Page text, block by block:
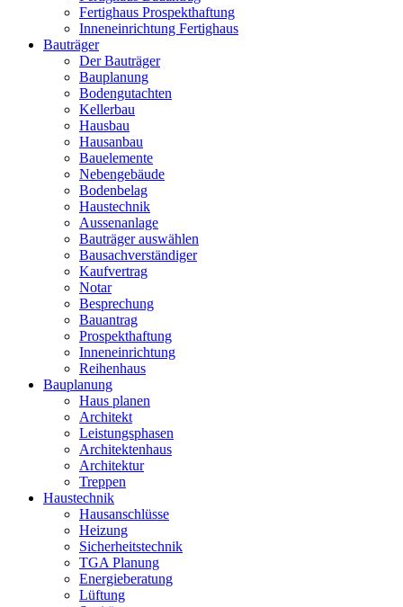
Fertighaus Prospekthaftung
Inneneinrichtung Fertighaus
Bauträger
Der Bauträger
Bauplanung
Bodengutachten
Kellerbau
Hausbau
Hausanbau
Bauelemente
Nebengebäude
Bodenbelag
Haustechnik
Aussenanlage
Bauträger auswählen
Bausachverständiger
Kaufvertrag
Notar
Besprechung
Bauantrag
Prospekthaftung
Inneneinrichtung
Reihenhaus
Bauplanung
Haus planen
Architekt
Leistungsphasen
Architektenhaus
Architektur
Treppen
Haustechnik
Hausanschlüsse
Heizung
Sicherheitstechnik
TGA Planung
Energieberatung
Lüftung